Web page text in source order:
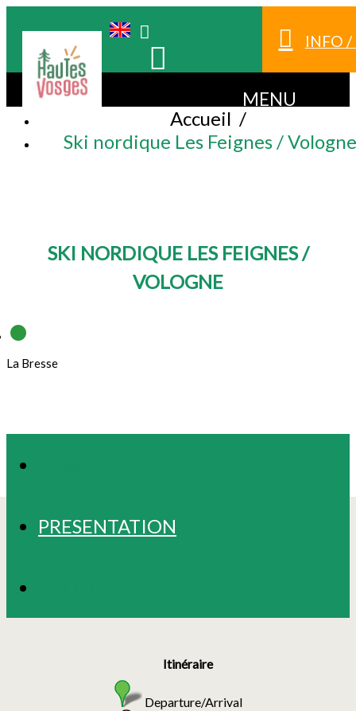
INFO
MENU
Accueil /
Ski nordique Les Feignes / Vologne
SKI NORDIQUE LES FEIGNES /
VOLOGNE
La Bresse
PRESENTATION
Itinéraire
Departure/Arrival